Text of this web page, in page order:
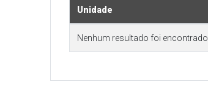
Unidade
Nenhum resultado foi encontrado.